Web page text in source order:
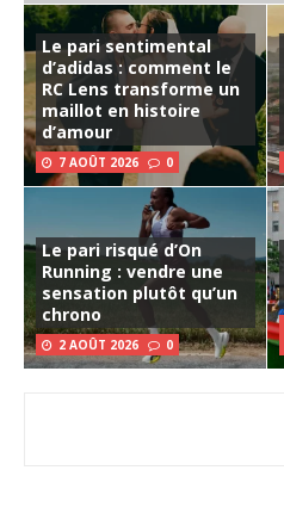
Le pari sentimental
d’adidas : comment le
RC Lens transforme un
maillot en histoire
d’amour
7 AOÛT 2026 0
Le pari risqué d’On
Running : vendre une
sensation plutôt qu’un
chrono
2 AOÛT 2026 0